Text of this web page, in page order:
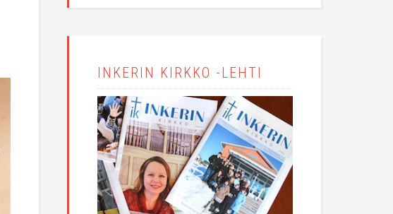
INKERIN KIRKKO -LEHTI